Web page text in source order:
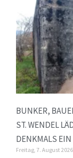
BUNKER,
ST. WENDEL
DENKMALS EIN
Freitag, 7. August 2026